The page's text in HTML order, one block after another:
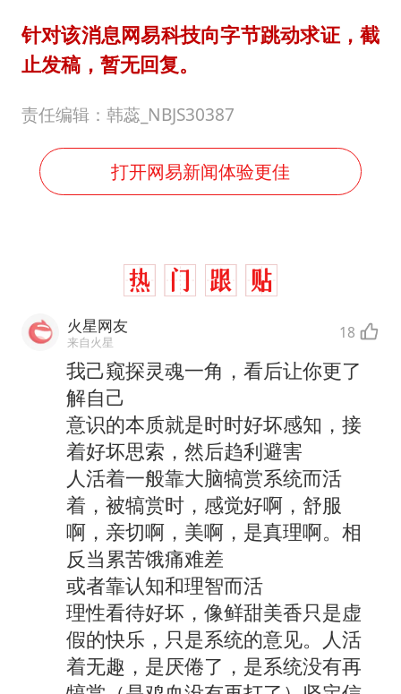
针对该消息网易科技向字节跳动求证，截
止发稿，暂无回复。
责任编辑：韩蕊_NBJS30387
打开网易新闻体验更佳
火星网友
来自火星 18
我己窥探灵魂一角，看后让你更了
解自己
意识的本质就是时时好坏感知，接
着好坏思索，然后趋利避害
人活着一般靠大脑犒赏系统而活
着，被犒赏时，感觉好啊，舒服
啊，亲切啊，美啊，是真理啊。相
反当累苦饿痛难差
或者靠认知和理智而活
理性看待好坏，像鲜甜美香只是虚
假的快乐，只是系统的意见。人活
着无趣，是厌倦了，是系统没有再